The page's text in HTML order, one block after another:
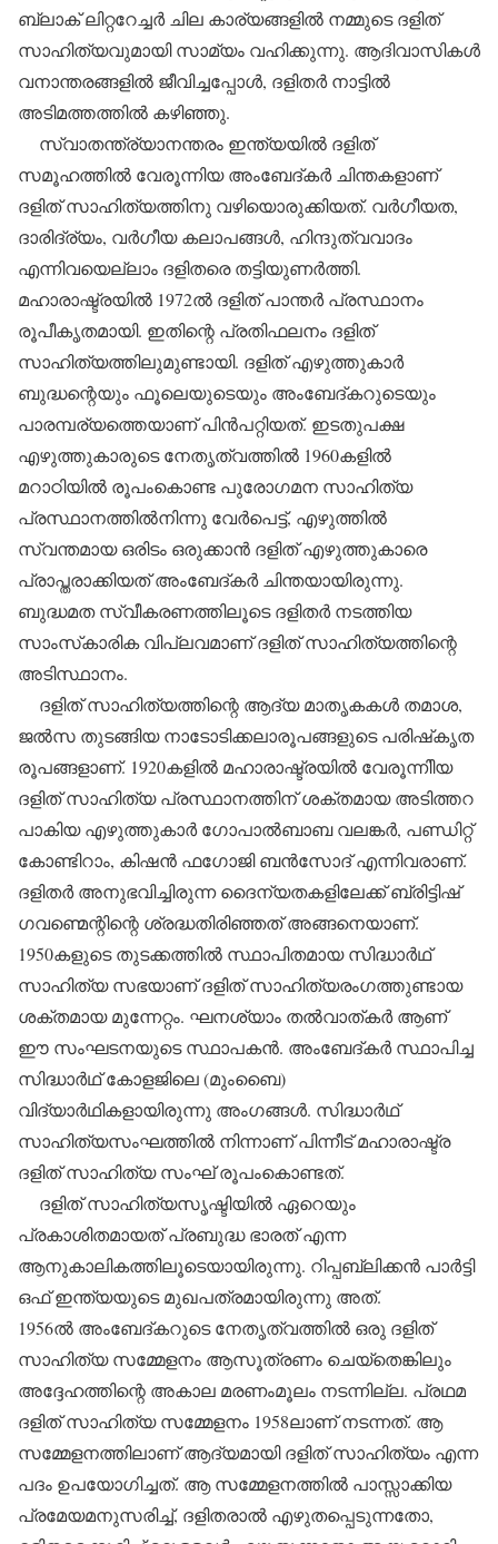
ബ്ലാക് ലിറ്ററേച്ചര്‍ ചില കാര്യങ്ങളില്‍ നമ്മുടെ ദളിത്
സാഹിത്യവുമായി സാമ്യം വഹിക്കുന്നു. ആദിവാസികള്‍
വനാന്തരങ്ങളില്‍ ജീവിച്ചപ്പോള്‍, ദളിതര്‍ നാട്ടില്‍
അടിമത്തത്തില്‍ കഴിഞ്ഞു.
സ്വാതന്ത്ര്യാനന്തരം ഇന്ത്യയില്‍ ദളിത്
സമൂഹത്തില്‍ വേരൂന്നിയ അംബേദ്കര്‍ ചിന്തകളാണ്
ദളിത് സാഹിത്യത്തിനു വഴിയൊരുക്കിയത്. വര്‍ഗീയത,
ദാരിദ്ര്യം, വര്‍ഗീയ കലാപങ്ങള്‍, ഹിന്ദുത്വവാദം
എന്നിവയെല്ലാം ദളിതരെ തട്ടിയുണര്‍ത്തി.
മഹാരാഷ്ട്രയില്‍ 1972ല്‍ ദളിത് പാന്തര്‍ പ്രസ്ഥാനം
രൂപീകൃതമായി. ഇതിന്റെ പ്രതിഫലനം ദളിത്
സാഹിത്യത്തിലുമുണ്ടായി. ദളിത് എഴുത്തുകാര്‍
ബുദ്ധന്റെയും ഫൂലെയുടെയും അംബേദ്കറുടെയും
പാരമ്പര്യത്തെയാണ് പിന്‍പറ്റിയത്. ഇടതുപക്ഷ
എഴുത്തുകാരുടെ നേതൃത്വത്തില്‍ 1960കളില്‍
മറാഠിയില്‍ രൂപംകൊണ്ട പുരോഗമന സാഹിത്യ
പ്രസ്ഥാനത്തില്‍നിന്നു വേര്‍പെട്ട്, എഴുത്തില്‍
സ്വന്തമായ ഒരിടം ഒരുക്കാന്‍ ദളിത് എഴുത്തുകാരെ
പ്രാപ്തരാക്കിയത് അംബേദ്കര്‍ ചിന്തയായിരുന്നു.
ബുദ്ധമത സ്വീകരണത്തിലൂടെ ദളിതര്‍ നടത്തിയ
സാംസ്‌കാരിക വിപ്ലവമാണ് ദളിത് സാഹിത്യത്തിന്റെ
അടിസ്ഥാനം.
ദളിത് സാഹിത്യത്തിന്റെ ആദ്യ മാതൃകകള്‍ തമാശ,
ജല്‍സ തുടങ്ങിയ നാടോടിക്കലാരൂപങ്ങളുടെ പരിഷ്‌കൃത
രൂപങ്ങളാണ്. 1920കളില്‍ മഹാരാഷ്ട്രയില്‍ വേരൂന്നിിയ
ദളിത് സാഹിത്യ പ്രസ്ഥാനത്തിന് ശക്തമായ അടിത്തറ
പാകിയ എഴുത്തുകാര്‍ ഗോപാല്‍ബാബ വലങ്കര്‍, പണ്ഡിറ്റ്
കോണ്ടിറാം, കിഷന്‍ ഫഗോജി ബന്‍സോദ് എന്നിവരാണ്.
ദളിതര്‍ അനുഭവിച്ചിരുന്ന ദൈന്യതകളിലേക്ക് ബ്രിട്ടിഷ്
ഗവണ്മെന്റിന്റെ ശ്രദ്ധതിരിഞ്ഞത് അങ്ങനെയാണ്.
1950കളുടെ തുടക്കത്തില്‍ സ്ഥാപിതമായ സിദ്ധാര്‍ഥ്
സാഹിത്യ സഭയാണ് ദളിത് സാഹിത്യരംഗത്തുണ്ടായ
ശക്തമായ മുന്നേറ്റം. ഘനശ്യാം തല്‍വാത്കര്‍ ആണ്
ഈ സംഘടനയുടെ സ്ഥാപകന്‍. അംബേദ്കര്‍ സ്ഥാപിച്ച
സിദ്ധാര്‍ഥ് കോളജിലെ (മുംബൈ)
വിദ്യാര്‍ഥികളായിരുന്നു അംഗങ്ങള്‍. സിദ്ധാര്‍ഥ്
സാഹിത്യസംഘത്തില്‍ നിന്നാണ് പിന്നീട് മഹാരാഷ്ട്ര
ദളിത് സാഹിത്യ സംഘ് രൂപംകൊണ്ടത്.
ദളിത് സാഹിത്യസൃഷ്ടിയില്‍ ഏറെയും
പ്രകാശിതമായത് പ്രബുദ്ധ ഭാരത് എന്ന
ആനുകാലികത്തിലൂടെയായിരുന്നു. റിപ്പബ്ലിക്കന്‍ പാര്‍ട്ടി
ഒഫ് ഇന്ത്യയുടെ മുഖപത്രമായിരുന്നു അത്.
1956ല്‍ അംബേദ്കറുടെ നേതൃത്വത്തില്‍ ഒരു ദളിത്
സാഹിത്യ സമ്മേളനം ആസൂത്രണം ചെയ്‌തെങ്കിലും
അദ്ദേഹത്തിന്റെ അകാല മരണംമൂലം നടന്നില്ല. പ്രഥമ
ദളിത് സാഹിത്യ സമ്മേളനം 1958ലാണ് നടന്നത്. ആ
സമ്മേളനത്തിലാണ് ആദ്യമായി ദളിത് സാഹിത്യം എന്ന
പദം ഉപയോഗിച്ചത്. ആ സമ്മേളനത്തില്‍ പാസ്സാക്കിയ
പ്രമേയമനുസരിച്ച്, ദളിതരാല്‍ എഴുതപ്പെടുന്നതോ,